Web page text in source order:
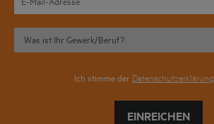
Ich stimme der Datenschutzerklärung
EINREICHEN